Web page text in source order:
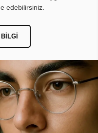
edebilirsiniz.